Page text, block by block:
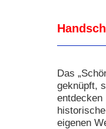
Das
geknüpft,
entdecken
eigenen